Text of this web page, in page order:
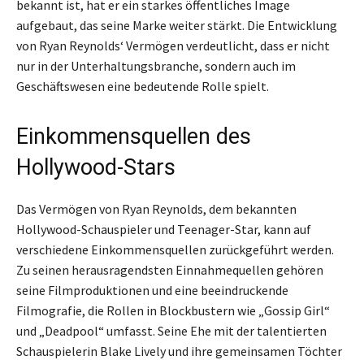
bekannt ist, hat er ein starkes öffentliches Image
aufgebaut, das seine Marke weiter stärkt. Die Entwicklung
von Ryan Reynolds‘ Vermögen verdeutlicht, dass er nicht
nur in der Unterhaltungsbranche, sondern auch im
Geschäftswesen eine bedeutende Rolle spielt.
Einkommensquellen des
Hollywood-Stars
Das Vermögen von Ryan Reynolds, dem bekannten
Hollywood-Schauspieler und Teenager-Star, kann auf
verschiedene Einkommensquellen zurückgeführt werden.
Zu seinen herausragendsten Einnahmequellen gehören
seine Filmproduktionen und eine beeindruckende
Filmografie, die Rollen in Blockbustern wie „Gossip Girl“
und „Deadpool“ umfasst. Seine Ehe mit der talentierten
Schauspielerin Blake Lively und ihre gemeinsamen Töchter